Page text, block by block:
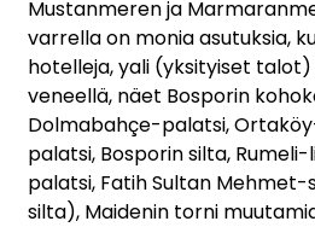
Mustanmeren ja
varrella on monia asutuksia,
hotelleja, yali (yksityiset talot)
veneellä, näet Bosporin
Dolmabahçe-palatsi,
palatsi, Bosporin silta, Rumeli-
palatsi, Fatih Sultan
silta), Maidenin torni